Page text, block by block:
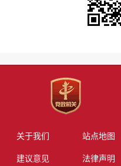
关于我们 站点地图
建议意见 法律声明